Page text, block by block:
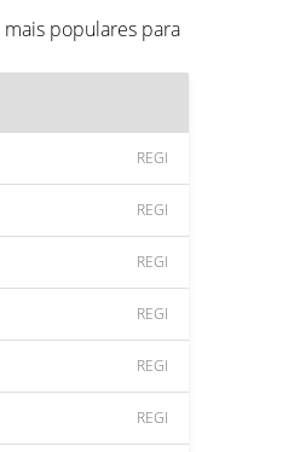
populares para
REGI
REGI
REGI
REGI
REGI
REGI